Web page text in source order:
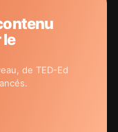
le
de TED-Ed